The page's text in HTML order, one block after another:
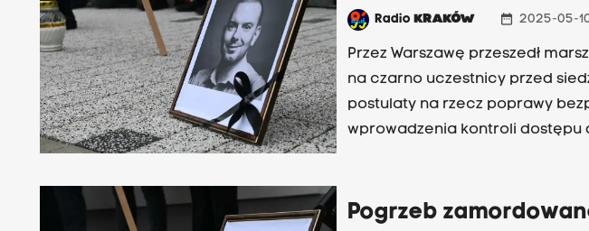
RadioKRAKÓW date_range 2025-05-
Przez Warszawę przeszedł
na czarno uczestnicy przed
postulaty na rzecz poprawy
wprowadzenia kontroli
Pogrzeb